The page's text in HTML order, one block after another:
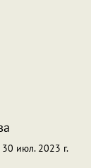
июл. 2023 г.